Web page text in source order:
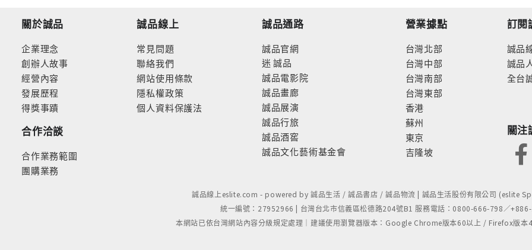
關於誠品
企業理念
創辦人故事
經營內容
發展歷程
得獎事蹟
合作洽談
合作業務範圍
團購業務
誠品線上
常見問題
聯絡我們
網站使用條款
隱私權政策
個人資料保護法
誠品通路
誠品官網
迷 誠品
誠品電影院
誠品畫廊
誠品展演
誠品行旅
誠品酒窖
誠品文化藝術基金會
營業據點
台灣北部
台灣中部
台灣南部
台灣東部
香港
蘇州
東京
吉隆坡
訂閱
誠品
誠品
全台
關注
誠品線上eslite.com - powered by 誠品生活 / 誠品書店 / 誠品物流 | 誠品生活股份有限公司 (eslite
統一編號：27952966 | 台灣台北市信義區松德路204號B1 服務電話：0800-666-798／
本網站已依台灣網站內容分級規定處理｜建議使用瀏覽器版本：Google Chrome版本60以上 / Firefox版